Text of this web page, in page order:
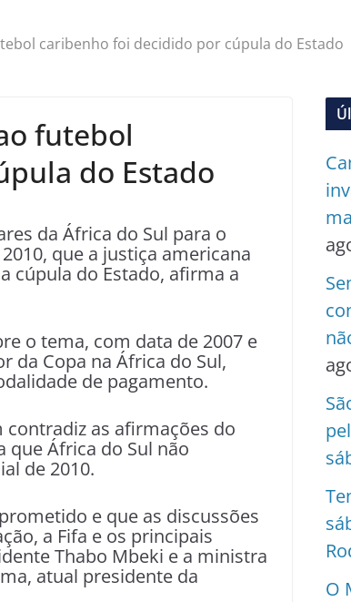
caribenho foi decidido por cúpula do Estado
futebol
do Estado
da África do Sul para o
que a justiça americana
cúpula do Estado, afirma a
o tema, com data de 2007 e
da Copa na África do Sul,
de pagamento.
as afirmações do
que África do Sul não
de 2010.
e que as discussões
a Fifa e os principais
Thabo Mbeki e a ministra
atual presidente da
O